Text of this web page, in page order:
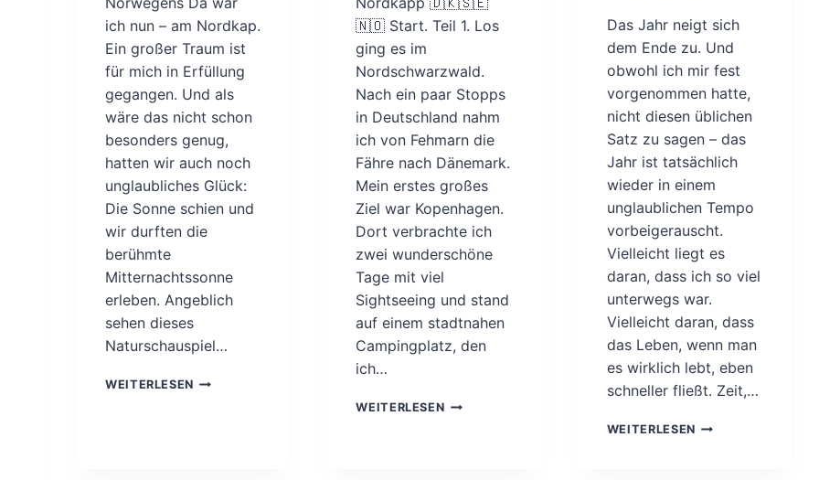
ich nun – am Nordkap.
Ein großer Traum ist
für mich in Erfüllung
gegangen. Und als
wäre das nicht schon
besonders genug,
hatten wir auch noch
unglaubliches Glück:
Die Sonne schien und
wir durften die
berühmte
Mitternachtssonne
erleben. Angeblich
sehen dieses
Naturschauspiel…
WEITERLESEN S
🇳🇴 Start. Teil 1. Los
ging es im
Nordschwarzwald.
Nach ein paar Stopps
in Deutschland nahm
ich von Fehmarn die
Fähre nach Dänemark.
Mein erstes großes
Ziel war Kopenhagen.
Dort verbrachte ich
zwei wunderschöne
Tage mit viel
Sightseeing und stand
auf einem stadtnahen
Campingplatz, den
ich…
WEITERLESENT
Das Jahr neigt sich
dem Ende zu. Und
obwohl ich mir fest
vorgenommen hatte,
nicht diesen üblichen
Satz zu sagen – das
Jahr ist tatsächlich
wieder in einem
unglaublichen Tempo
vorbeigerauscht.
Vielleicht liegt es
daran, dass ich so viel
unterwegs war.
Vielleicht daran, dass
das Leben, wenn man
es wirklich lebt, eben
schneller fließt. Zeit,…
WEITERLESENJ